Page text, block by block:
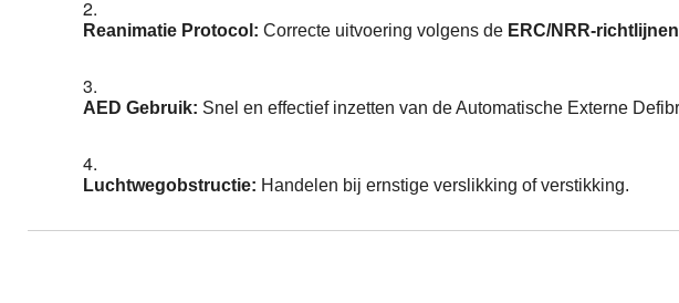
Reanimatie Protocol: Correcte uitvoering volgens de ERC/NRR-richtlijnen
AED Gebruik: Snel en effectief inzetten van de Automatische Externe
Luchtwegobstructie: Handelen bij ernstige verslikking of verstikking.